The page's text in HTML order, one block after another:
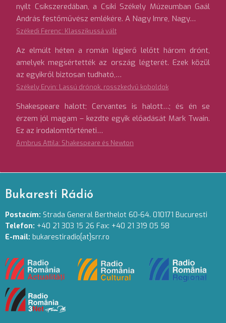
nyílt Csíkszeredában, a Csíki Székely Múzeumban Gaál
András festőművész emlékére. A Nagy Imre, Nagy…
Székedi Ferenc: Klasszikussá vált
Az elmúlt héten a román légierő lelőtt három drónt,
amelyek megsértették az ország légterét. Ezek közül
az egyikről biztosan tudható,…
Székely Ervin: Lassú drónok, rosszkedvű koboldok
Shakespeare halott; Cervantes is halott…; és én se
érzem jól magam – kezdte egyik előadását Mark Twain.
Ez az irodalomtörténeti…
Ambrus Attila: Shakespeare és Newton
Bukaresti Rádió
Postacím: Strada General Berthelot 60-64. 010171 Bucuresti
Telefon: +40 21 303 15 26 Fax: +40 21 319 05 58
E-mail: bukarestiradio[at]srr.ro